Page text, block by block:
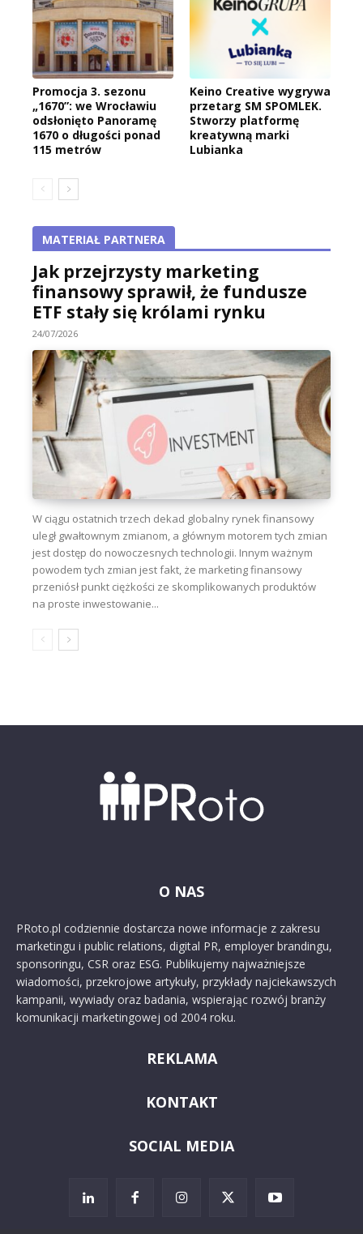
Promocja 3. sezonu
„1670”: we Wrocławiu
odsłonięto Panoramę
1670 o długości ponad
115 metrów
Keino Creative wygrywa
przetarg SM SPOMLEK.
Stworzy platformę
kreatywną marki
Lubianka
MATERIAŁ PARTNERA
Jak przejrzysty marketing
finansowy sprawił, że fundusze
ETF stały się królami rynku
24/07/2026
W ciągu ostatnich trzech dekad globalny rynek finansowy
uległ gwałtownym zmianom, a głównym motorem tych zmian
jest dostęp do nowoczesnych technologii. Innym ważnym
powodem tych zmian jest fakt, że marketing finansowy
przeniósł punkt ciężkości ze skomplikowanych produktów
na proste inwestowanie...
O NAS
PRoto.pl codziennie dostarcza nowe informacje z zakresu
marketingu i public relations, digital PR, employer brandingu,
sponsoringu, CSR oraz ESG. Publikujemy najważniejsze
wiadomości, przekrojowe artykuły, przykłady najciekawszych
kampanii, wywiady oraz badania, wspierając rozwój branży
komunikacji marketingowej od 2004 roku.
REKLAMA
KONTAKT
SOCIAL MEDIA